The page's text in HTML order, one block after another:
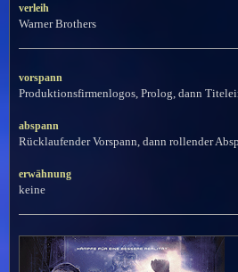
verleih
Warner Brothers
vorspann
Produktionsfirmenlogos, Prolog, dann
abspann
Rücklaufender Vorspann, dann rollender
erwähnung
keine